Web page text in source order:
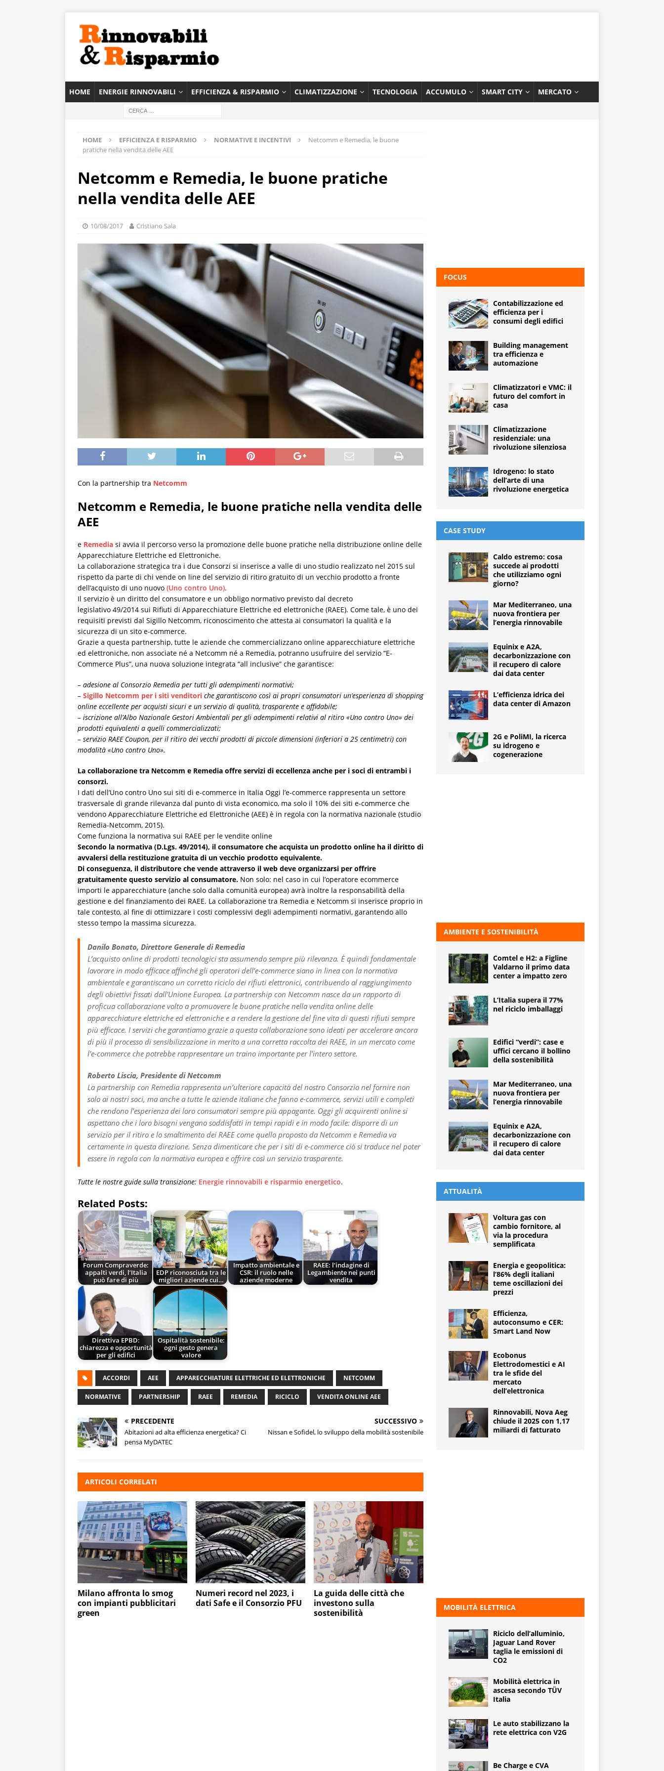
HOME ENERGIE RINNOVABILI EFFICIENZA & RISPARMIO CLIMATIZZAZIONE TECNOLOGIA ACCUMULO SMART CITY MERCATO
HOME EFFICIENZA E RISPARMIO NORMATIVE E INCENTIVI
Netcomm e Remedia, le buone
pratiche nella vendita delle AEE
Netcomm e Remedia, le buone pratiche
nella vendita delle AEE
10/08/2017 Cristiano Sala
Con la partnership tra Netcomm
Netcomm e Remedia, le buone pratiche nella vendita delle
AEE
e Remedia si avvia il percorso verso la promozione delle buone pratiche nella distribuzione online delle
Apparecchiature Elettriche ed Elettroniche.
La collaborazione strategica tra i due Consorzi si inserisce a valle di uno studio realizzato nel 2015 sul
rispetto da parte di chi vende on line del servizio di ritiro gratuito di un vecchio prodotto a fronte
dell’acquisto di uno nuovo (Uno contro Uno).
Il servizio è un diritto del consumatore e un obbligo normativo previsto dal decreto
legislativo 49/2014 sui Rifiuti di Apparecchiature Elettriche ed elettroniche (RAEE). Come tale, è uno dei
requisiti previsti dal Sigillo Netcomm, riconoscimento che attesta ai consumatori la qualità e la
sicurezza di un sito e-commerce.
Grazie a questa partnership, tutte le aziende che commercializzano online apparecchiature elettriche
ed elettroniche, non associate né a Netcomm né a Remedia, potranno usufruire del servizio “E-
Commerce Plus”, una nuova soluzione integrata “all inclusive” che garantisce:
– adesione al Consorzio Remedia per tutti gli adempimenti normativi;
– Sigillo Netcomm per i siti venditori che garantiscono così ai propri consumatori un’esperienza di shopping
online eccellente per acquisti sicuri e un servizio di qualità, trasparente e affidabile;
– iscrizione all’Albo Nazionale Gestori Ambientali per gli adempimenti relativi al ritiro «Uno contro Uno» dei
prodotti equivalenti a quelli commercializzati;
– servizio RAEE Coupon, per il ritiro dei vecchi prodotti di piccole dimensioni (inferiori a 25 centimetri) con
modalità «Uno contro Uno».
La collaborazione tra Netcomm e Remedia offre servizi di eccellenza anche per i soci di entrambi i
consorzi.
I dati dell’Uno contro Uno sui siti di e-commerce in Italia Oggi l’e-commerce rappresenta un settore
trasversale di grande rilevanza dal punto di vista economico, ma solo il 10% dei siti e-commerce che
vendono Apparecchiature Elettriche ed Elettroniche (AEE) è in regola con la normativa nazionale (studio
Remedia-Netcomm, 2015).
Come funziona la normativa sui RAEE per le vendite online
Secondo la normativa (D.Lgs. 49/2014), il consumatore che acquista un prodotto online ha il diritto di
avvalersi della restituzione gratuita di un vecchio prodotto equivalente.
Di conseguenza, il distributore che vende attraverso il web deve organizzarsi per offrire
gratuitamente questo servizio al consumatore. Non solo: nel caso in cui l’operatore ecommerce
importi le apparecchiature (anche solo dalla comunità europea) avrà inoltre la responsabilità della
gestione e del finanziamento dei RAEE. La collaborazione tra Remedia e Netcomm si inserisce proprio in
tale contesto, al fine di ottimizzare i costi complessivi degli adempimenti normativi, garantendo allo
stesso tempo la massima sicurezza.
Danilo Bonato, Direttore Generale di Remedia
L’acquisto online di prodotti tecnologici sta assumendo sempre più rilevanza. È quindi fondamentale
lavorare in modo efficace affinché gli operatori dell’e-commerce siano in linea con la normativa
ambientale e garantiscano un corretto riciclo dei rifiuti elettronici, contribuendo al raggiungimento
degli obiettivi fissati dall’Unione Europea. La partnership con Netcomm nasce da un rapporto di
proficua collaborazione volto a promuovere le buone pratiche nella vendita online delle
apparecchiature elettriche ed elettroniche e a rendere la gestione del fine vita di questi rifiuti sempre
più efficace. I servizi che garantiamo grazie a questa collaborazione sono ideati per accelerare ancora
di più il processo di sensibilizzazione in merito a una corretta raccolta dei RAEE, in un mercato come
l’e-commerce che potrebbe rappresentare un traino importante per l’intero settore.
Roberto Liscia, Presidente di Netcomm
La partnership con Remedia rappresenta un’ulteriore capacità del nostro Consorzio nel fornire non
solo ai nostri soci, ma anche a tutte le aziende italiane che fanno e-commerce, servizi utili e completi
che rendono l’esperienza dei loro consumatori sempre più appagante. Oggi gli acquirenti online si
aspettano che i loro bisogni vengano soddisfatti in tempi rapidi e in modo facile: disporre di un
servizio per il ritiro e lo smaltimento dei RAEE come quello proposto da Netcomm e Remedia va
certamente in questa direzione. Senza dimenticare che per i siti di e-commerce ciò si traduce nel poter
essere in regola con la normativa europea e offrire così un servizio trasparente.
Tutte le nostre guide sulla transizione: Energie rinnovabili e risparmio energetico.
Related Posts:
Forum Compraverde:
appalti verdi, l’Italia
può fare di più
EDP riconosciuta tra le
migliori aziende cui…
Impatto ambientale e
CSR: il ruolo nelle
aziende moderne
RAEE: l’indagine di
Legambiente nei punti
vendita
Direttiva EPBD:
chiarezza e opportunità
per gli edifici
Ospitalità sostenibile:
ogni gesto genera
valore
ACCORDI AEE APPARECCHIATURE ELETTRICHE ED ELETTRONICHE NETCOMM
NORMATIVE PARTNERSHIP RAEE REMEDIA RICICLO VENDITA ONLINE AEE
PRECEDENTE
Abitazioni ad alta efficienza energetica? Ci
pensa MyDATEC
SUCCESSIVO
Nissan e Sofidel, lo sviluppo della mobilità sostenibile
ARTICOLI CORRELATI
Milano affronta lo smog
con impianti pubblicitari
green
Numeri record nel 2023, i
dati Safe e il Consorzio PFU
La guida delle città che
investono sulla
sostenibilità
FOCUS
Contabilizzazione ed
efficienza per i
consumi degli edifici
Building management
tra efficienza e
automazione
Climatizzatori e VMC: il
futuro del comfort in
casa
Climatizzazione
residenziale: una
rivoluzione silenziosa
Idrogeno: lo stato
dell’arte di una
rivoluzione energetica
CASE STUDY
Caldo estremo: cosa
succede ai prodotti
che utilizziamo ogni
giorno?
Mar Mediterraneo, una
nuova frontiera per
l’energia rinnovabile
Equinix e A2A,
decarbonizzazione con
il recupero di calore
dai data center
L’efficienza idrica dei
data center di Amazon
2G e PoliMI, la ricerca
su idrogeno e
cogenerazione
AMBIENTE E SOSTENIBILITÀ
Comtel e H2: a Figline
Valdarno il primo data
center a impatto zero
L’Italia supera il 77%
nel riciclo imballaggi
Edifici “verdi”: case e
uffici cercano il bollino
della sostenibilità
Mar Mediterraneo, una
nuova frontiera per
l’energia rinnovabile
Equinix e A2A,
decarbonizzazione con
il recupero di calore
dai data center
ATTUALITÀ
Voltura gas con
cambio fornitore, al
via la procedura
semplificata
Energia e geopolitica:
l’86% degli italiani
teme oscillazioni dei
prezzi
Efficienza,
autoconsumo e CER:
Smart Land Now
Ecobonus
Elettrodomestici e AI
tra le sfide del
mercato
dell’elettronica
Rinnovabili, Nova Aeg
chiude il 2025 con 1,17
miliardi di fatturato
MOBILITÀ ELETTRICA
Riciclo dell’alluminio,
Jaguar Land Rover
taglia le emissioni di
CO2
Mobilità elettrica in
ascesa secondo TÜV
Italia
Le auto stabilizzano la
rete elettrica con V2G
Be Charge e CVA